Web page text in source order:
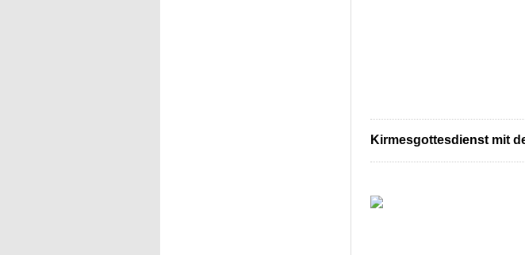
Kirmesgottesdienst mit